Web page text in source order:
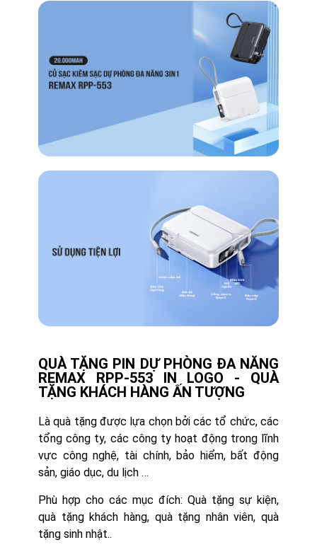
QUÀ TẶNG PIN DỰ PHÒNG ĐA NĂNG
REMAX RPP-553 IN LOGO - QUÀ
TẶNG KHÁCH HÀNG ẤN TƯỢNG
Là quà tặng được lựa chọn bởi các tổ chức, các
tổng công ty, các công ty hoạt động trong lĩnh
vực công nghệ, tài chính, bảo hiểm, bất động
sản, giáo dục, du lịch …
Phù hợp cho các mục đích: Quà tặng sự kiện,
quà tặng khách hàng, quà tặng nhân viên, quà
tặng sinh nhật..